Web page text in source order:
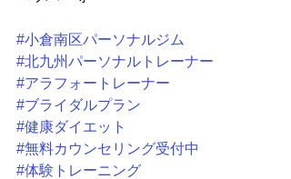
#小倉南区パーソナルジム
#北九州パーソナルトレーナー
#アラフォートレーナー
#ブライダルプラン
#健康ダイエット
#無料カウンセリング受付中
#体験トレーニング